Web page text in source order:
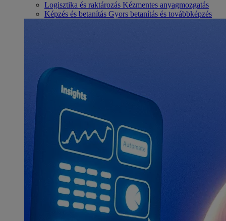
Logisztika és raktározás Kézmentes anyagmozgatás
Képzés és betanítás Gyors betanítás és továbbképzés